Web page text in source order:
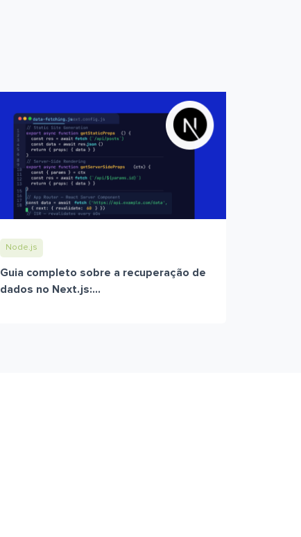
Node.js
Guia completo sobre a recuperação de
dados no Next.js:...